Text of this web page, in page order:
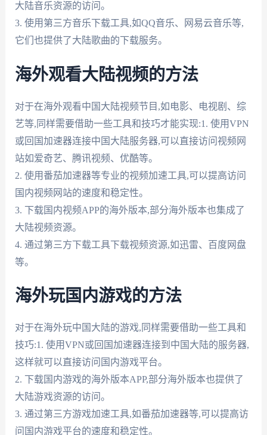
大陆音乐资源的访问。
3. 使用第三方音乐下载工具,如QQ音乐、网易云音乐等,
它们也提供了大陆歌曲的下载服务。
海外观看大陆视频的方法
对于在海外观看中国大陆视频节目,如电影、电视剧、综
艺等,同样需要借助一些工具和技巧才能实现:1. 使用VPN
或回国加速器连接中国大陆服务器,可以直接访问视频网
站如爱奇艺、腾讯视频、优酷等。
2. 使用番茄加速器等专业的视频加速工具,可以提高访问
国内视频网站的速度和稳定性。
3. 下载国内视频APP的海外版本,部分海外版本也集成了
大陆视频资源。
4. 通过第三方下载工具下载视频资源,如迅雷、百度网盘
等。
海外玩国内游戏的方法
对于在海外玩中国大陆的游戏,同样需要借助一些工具和
技巧:1. 使用VPN或回国加速器连接到中国大陆的服务器,
这样就可以直接访问国内游戏平台。
2. 下载国内游戏的海外版本APP,部分海外版本也提供了
大陆游戏资源的访问。
3. 通过第三方游戏加速工具,如番茄加速器等,可以提高访
问国内游戏平台的速度和稳定性。